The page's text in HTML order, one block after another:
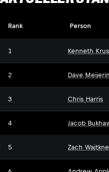
Rank Person
1 Kenneth
2 Dave
3 Chris Harris
4 Jacob
5 Zach